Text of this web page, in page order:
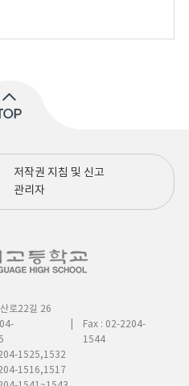
저작권 지침 및 신고
관리자
로22길 26
Fax : 02-2204-
1544
1525,1532
1516,1517